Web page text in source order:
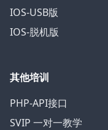
IOS-USB版
IOS-脱机版
其他培训
PHP-API接口
SVIP 一对一教学